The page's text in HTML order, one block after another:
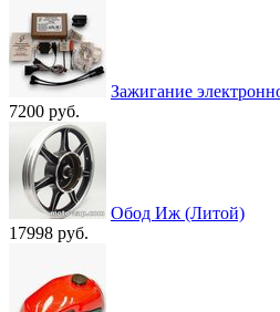
Зажигание
7200 руб.
Обод Иж (Литой)
17998 руб.